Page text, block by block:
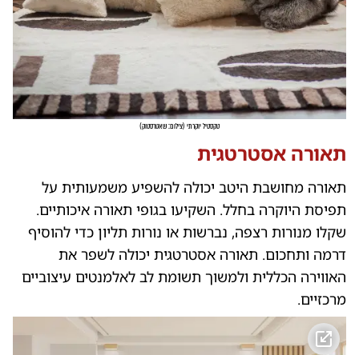
טקסטיל יוקרתי (צילום: שאטרסטוק)
תאורה אסטרטגית
תאורה מחושבת היטב יכולה להשפיע משמעותית על
תפיסת היוקרה בחלל. השקיעו בגופי תאורה איכותיים.
שקלו מנורות רצפה, נברשות או נורות תליון כדי להוסיף
דרמה ותחכום. תאורה אסטרטגית יכולה לשפר את
האווירה הכללית ולמשוך תשומת לב לאלמנטים עיצוביים
מרכזיים.